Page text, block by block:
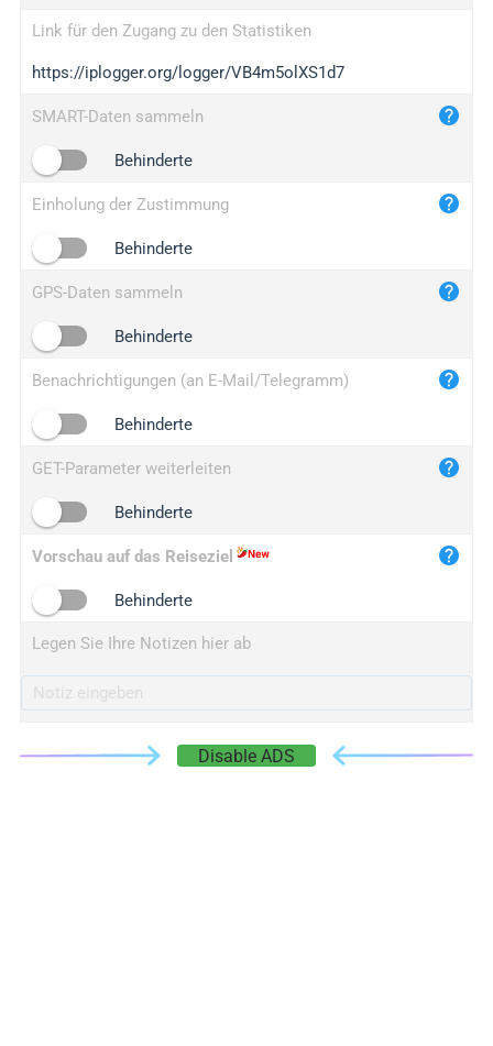
bc.ax
iplogger.com
maper.info
2no.co
yip.su
iplogger.info
Link für den Zugang zu den Statistiken
https://iplogger.org/logger/VB4m5olXS1d7
SMART-Daten sammeln
Behinderte
Einholung der Zustimmung
Behinderte
GPS-Daten sammeln
Behinderte
Benachrichtigungen (an E-Mail/Telegramm)
Behinderte
GET-Parameter weiterleiten
Behinderte
Vorschau auf das Reiseziel
Behinderte
Legen Sie Ihre Notizen hier ab
Disable ADS